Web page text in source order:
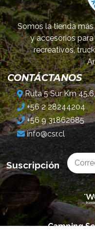
Somos la tienda
y accesorios
recreativos,
CONTÁCTANOS
Ruta 5 Sur Km
+56 2 28244204
+56 9 31862685
info@csr.cl
Suscripción
Camping